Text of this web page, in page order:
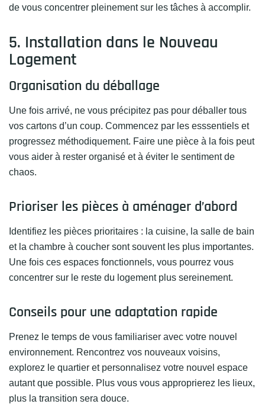
de vous concentrer pleinement sur les tâches à accomplir.
5. Installation dans le Nouveau
Logement
Organisation du déballage
Une fois arrivé, ne vous précipitez pas pour déballer tous
vos cartons d’un coup. Commencez par les esssentiels et
progressez méthodiquement. Faire une pièce à la fois peut
vous aider à rester organisé et à éviter le sentiment de
chaos.
Prioriser les pièces à aménager d’abord
Identifiez les pièces prioritaires : la cuisine, la salle de bain
et la chambre à coucher sont souvent les plus importantes.
Une fois ces espaces fonctionnels, vous pourrez vous
concentrer sur le reste du logement plus sereinement.
Conseils pour une adaptation rapide
Prenez le temps de vous familiariser avec votre nouvel
environnement. Rencontrez vos nouveaux voisins,
explorez le quartier et personnalisez votre nouvel espace
autant que possible. Plus vous vous approprierez les lieux,
plus la transition sera douce.